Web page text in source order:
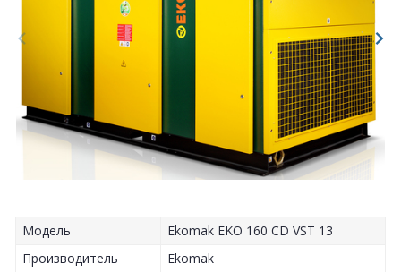
Модель
Ekomak EKO 160 CD VST 13
Производитель
Ekomak